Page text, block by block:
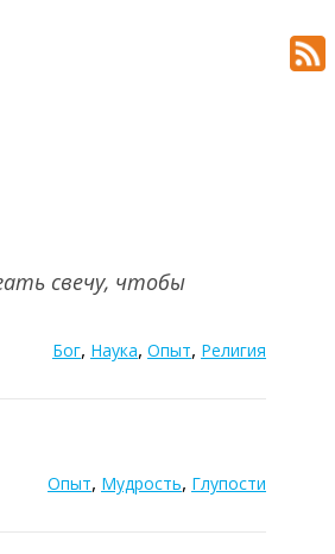
свечу, чтобы
Бог, Наука, Опыт, Религия
Опыт, Мудрость, Глупости